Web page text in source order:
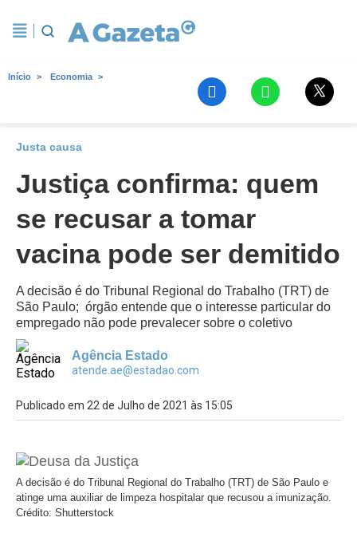
Início Economia
Justa causa
Justiça confirma: quem
se recusar a tomar
vacina pode ser demitido
A decisão é do Tribunal Regional do Trabalho (TRT) de
São Paulo; órgão entende que o interesse particular do
empregado não pode prevalecer sobre o coletivo
Agência Estado
atende.ae@estadao.com
Publicado em 22 de Julho de 2021 às 15:05
A decisão é do Tribunal Regional do Trabalho (TRT) de São Paulo e
atinge uma auxiliar de limpeza hospitalar que recusou a imunização.
Crédito: Shutterstock